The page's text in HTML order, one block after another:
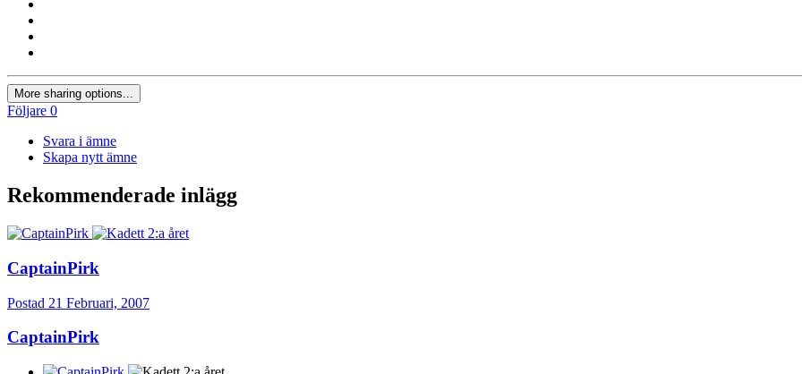
More sharing options...
Följare 0
Svara i ämne
Skapa nytt ämne
Rekommenderade inlägg
CaptainPirk
Postad 21 Februari, 2007
CaptainPirk